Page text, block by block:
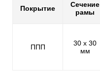
Покрытие
Сечение
рамы
ППП
30 х 30
мм